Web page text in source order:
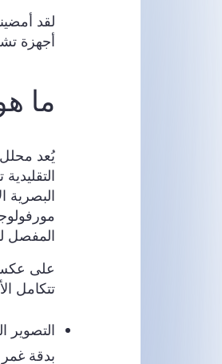
أجهزة
ما
يُعد
البصرية
المفصل
على عكس
تتكامل
التصوير
بدقة